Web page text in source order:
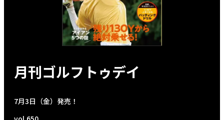
月刊ゴルフトゥデイ
7月3日（金）発売！